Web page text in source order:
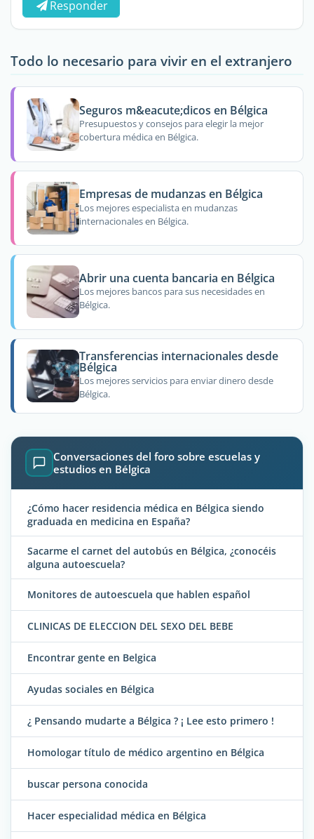
Responder
Todo lo necesario para vivir en el extranjero
Seguros m&eacute;dicos en Bélgica
Presupuestos y consejos para elegir la mejor
cobertura médica en Bélgica.
Empresas de mudanzas en Bélgica
Los mejores especialista en mudanzas
internacionales en Bélgica.
Abrir una cuenta bancaria en Bélgica
Los mejores bancos para sus necesidades en
Bélgica.
Transferencias internacionales desde
Bélgica
Los mejores servicios para enviar dinero desde
Bélgica.
Conversaciones del foro sobre escuelas y
estudios en Bélgica
¿Cómo hacer residencia médica en Bélgica siendo
graduada en medicina en España?
Sacarme el carnet del autobús en Bélgica, ¿conocéis
alguna autoescuela?
Monitores de autoescuela que hablen español
CLINICAS DE ELECCION DEL SEXO DEL BEBE
Encontrar gente en Belgica
Ayudas sociales en Bélgica
¿ Pensando mudarte a Bélgica ? ¡ Lee esto primero !
Homologar título de médico argentino en Bélgica
buscar persona conocida
Hacer especialidad médica en Bélgica